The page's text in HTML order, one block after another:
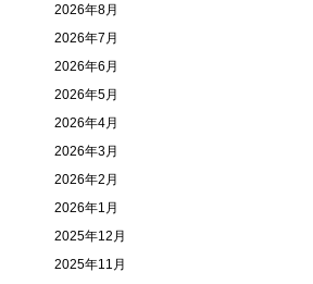
2026年8月
2026年7月
2026年6月
2026年5月
2026年4月
2026年3月
2026年2月
2026年1月
2025年12月
2025年11月